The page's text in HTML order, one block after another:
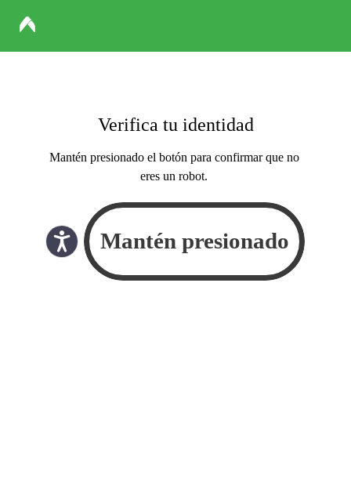
Verifica tu identidad
Mantén presionado el botón para confirmar que no
eres un robot.